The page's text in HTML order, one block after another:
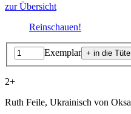
zur Übersicht
Reinschauen!
Exemplar
2+
Ruth Feile, Ukrainisch von